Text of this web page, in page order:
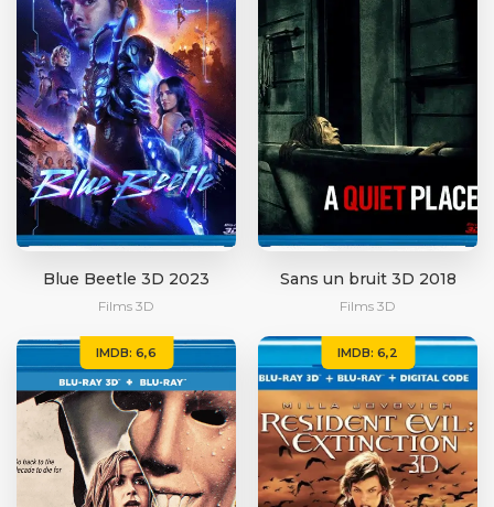
Blue Beetle 3D 2023
Films 3D
Sans un bruit 3D 2018
Films 3D
IMDB: 6,6 IMDB: 6,2